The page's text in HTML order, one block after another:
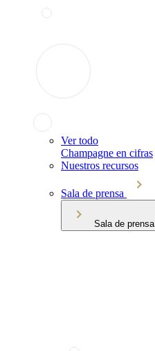
Ver todo
Champagne en cifras
Nuestros recursos
Sala de prensa
Sala de prensa